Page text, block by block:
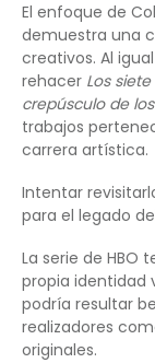
El enfoque de
demuestra una
creativos. Al
rehacer Los
crepúsculo de
trabajos
carrera artística.
Intentar
para el legado
La serie de HBO
propia identidad
podría resultar
realizadores
originales.